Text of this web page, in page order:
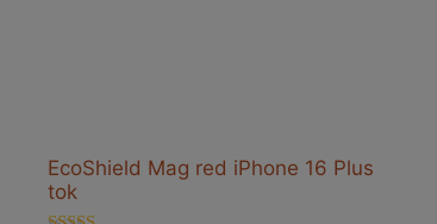
EcoShield Mag red iPhone 16 Plus
tok